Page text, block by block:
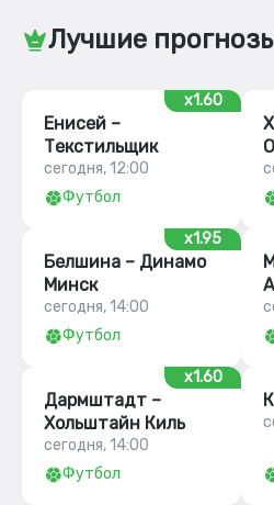
Лучшие
x1.60
Енисей –
Текстильщик
сегодня, 12:00
Футбол
x1.95
Белшина – Динамо
Минск
сегодня, 14:00
Футбол
x1.60
Дармштадт –
Хольштайн Киль
сегодня, 14:00
Футбол